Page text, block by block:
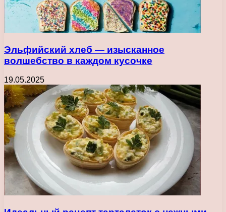
Эльфийский хлеб — изысканное
волшебство в каждом кусочке
19.05.2025